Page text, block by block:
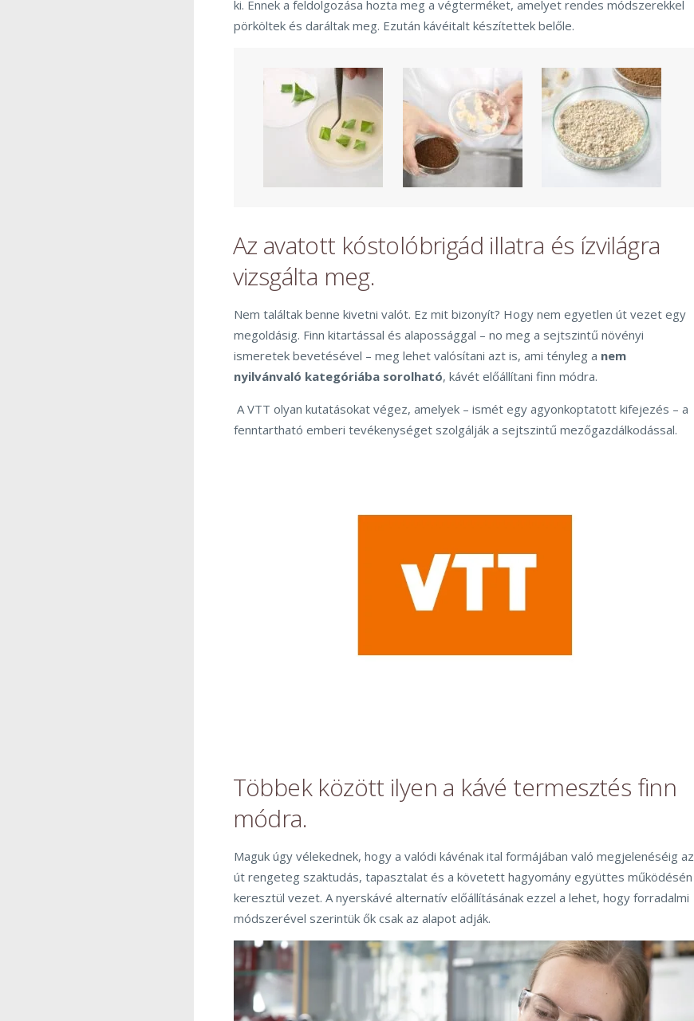
ki. Ennek a feldolgozása hozta meg a végterméket, amelyet rendes módszerekkel
pörköltek és daráltak meg. Ezután kávéitalt készítettek belőle.
Az avatott kóstolóbrigád illatra és ízvilágra
vizsgálta meg.
Nem találtak benne kivetni valót. Ez mit bizonyít? Hogy nem egyetlen út vezet egy
megoldásig. Finn kitartással és alapossággal – no meg a sejtszintű növényi
ismeretek bevetésével – meg lehet valósítani azt is, ami tényleg a nem
nyilvánvaló kategóriába sorolható, kávét előállítani finn módra.
A VTT olyan kutatásokat végez, amelyek – ismét egy agyonkoptatott kifejezés – a
fenntartható emberi tevékenységet szolgálják a sejtszintű mezőgazdálkodással.
Többek között ilyen a kávé termesztés finn
módra.
Maguk úgy vélekednek, hogy a valódi kávénak ital formájában való megjelenéséig az
út rengeteg szaktudás, tapasztalat és a követett hagyomány együttes működésén
keresztül vezet. A nyerskávé alternatív előállításának ezzel a lehet, hogy forradalmi
módszerével szerintük ők csak az alapot adják.